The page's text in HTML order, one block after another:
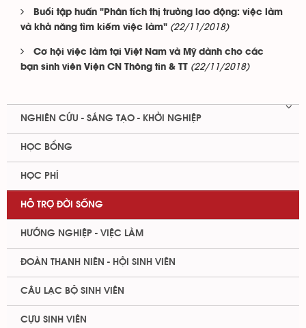
Buổi tập huấn "Phân tích thị trường lao động: việc làm
và khả năng tìm kiếm việc làm" (22/11/2018)
Cơ hội việc làm tại Việt Nam và Mỹ dành cho các
bạn sinh viên Viện CN Thông tin & TT
(22/11/2018)
NGHIÊN CỨU - SÁNG TẠO - KHỞI NGHIỆP
HỌC BỔNG
HỌC PHÍ
HỖ TRỢ ĐỜI SỐNG
HƯỚNG NGHIỆP - VIỆC LÀM
ĐOÀN THANH NIÊN - HỘI SINH VIÊN
CÂU LẠC BỘ SINH VIÊN
CỰU SINH VIÊN